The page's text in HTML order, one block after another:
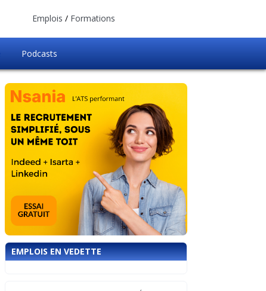
Emplois / Formations
Podcasts
EMPLOIS EN VEDETTE